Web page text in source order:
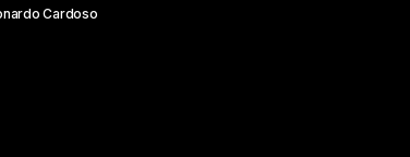
Cardoso